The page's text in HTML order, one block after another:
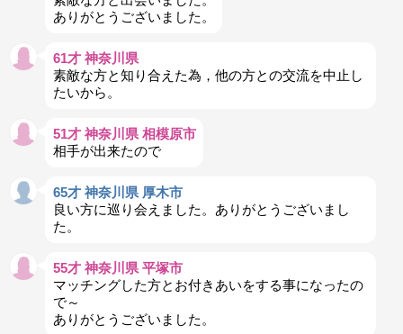
ありがとうございました。
61才 神奈川県
素敵な方と知り合えた為，他の方との交流を中止し
たいから。
51才 神奈川県 相模原市
相手が出来たので
65才 神奈川県 厚木市
良い方に巡り会えました。ありがとうございまし
た。
55才 神奈川県 平塚市
マッチングした方とお付きあいをする事になったの
で～
ありがとうございました。